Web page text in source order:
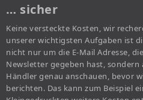
… sicher
Keine versteckte Kosten, wir
unserer wichtigsten Aufgaben ist
nicht nur um die E-Mail Adresse,
Newsletter gegeben hast, sondern
Händler genau anschauen, bevor
berichten. Das kann zum Beispiel